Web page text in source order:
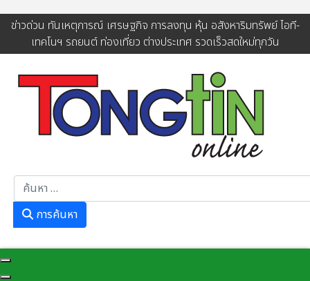
ข่าวด่วน ทันเหตุการณ์ เศรษฐกิจ การลงทุน หุ้น อสังหาริมทรัพย์ ไอที-
เทคโนฯ รถยนต์ ท่องเที่ยว ต่างประเทศ รวดเร็วสดใหม่ทุกวัน
การค้นหา